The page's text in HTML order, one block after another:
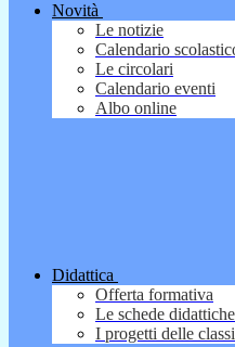
Novità
Le notizie
Calendario
Le circolari
Calendario eventi
Albo online
Didattica
Offerta formativa
Le schede didattiche
I progetti delle classi